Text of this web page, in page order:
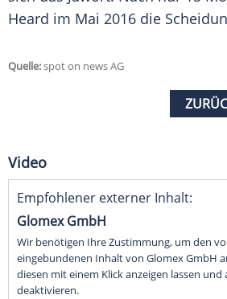
Heard im Mai 2016 die
Quelle:spot on news AG
Video
Empfohlener externer Inhalt:
Glomex GmbH
Wir benötigen Ihre Zustimmung, um den
eingebundenen Inhalt von Glomex GmbH
diesen mit einem Klick anzeigen lassen und
deaktivieren.